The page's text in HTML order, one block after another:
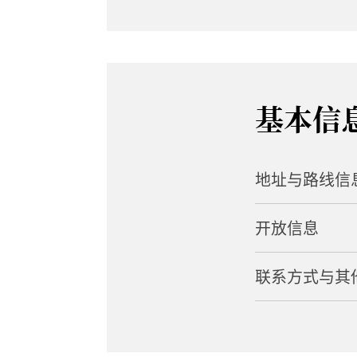
基本信
地址与路线信
地址
路程距离
开放信息
营业时间
联系方式与其